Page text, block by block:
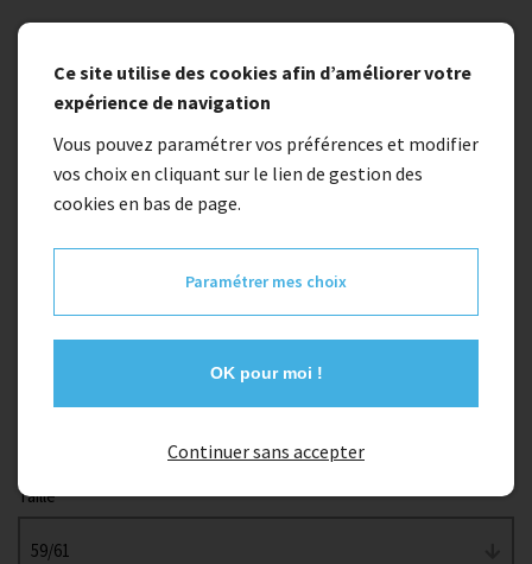
En stock
Casque urbain POLISPORT COMMUTER
39,90 €
Taille
59/61
Ce site utilise des cookies afin d’améliorer votre
expérience de navigation
Vous pouvez paramétrer vos préférences et modifier
vos choix en cliquant sur le lien de gestion des
cookies en bas de page.
Paramétrer mes choix
OK pour moi !
Continuer sans accepter